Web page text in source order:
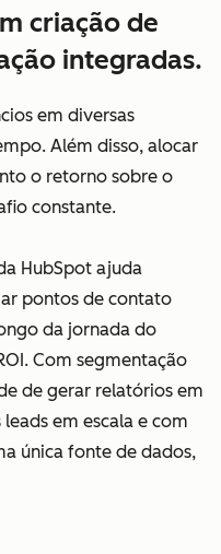
criação de
integradas.
em diversas
Além disso, alocar
o retorno sobre o
constante.
HubSpot ajuda
pontos de contato
da jornada do
Com segmentação
de gerar relatórios em
em escala e com
única fonte de dados,